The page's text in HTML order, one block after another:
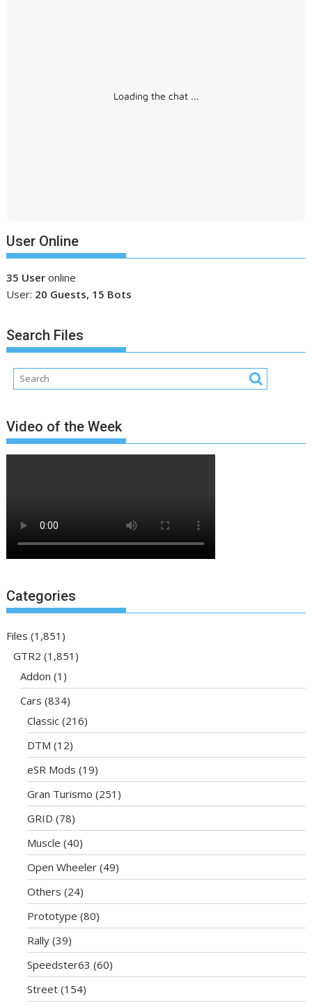
Loading the chat ...
User Online
35 User online
User: 20 Guests, 15 Bots
Search Files
Video of the Week
Categories
Files (1,851)
GTR2 (1,851)
Addon (1)
Cars (834)
Classic (216)
DTM (12)
eSR Mods (19)
Gran Turismo (251)
GRID (78)
Muscle (40)
Open Wheeler (49)
Others (24)
Prototype (80)
Rally (39)
Speedster63 (60)
Street (154)